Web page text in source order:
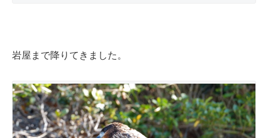
岩屋まで降りてきました。